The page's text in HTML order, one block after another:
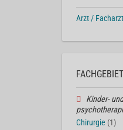
Arzt / Facharzt
FACHGEBIET
Kinder-
Chirurgie (1)